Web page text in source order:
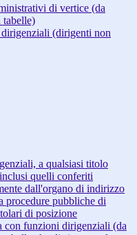
di vertice (da
tabelle)
(dirigenti non
a qualsiasi titolo
quelli conferiti
dall'organo di indirizzo
procedure pubbliche di
di posizione
con funzioni dirigenziali (da